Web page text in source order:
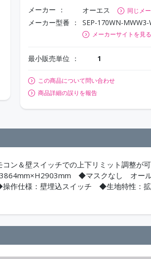
メーカー オーエス 同じメ
メーカー型番 SEP-170WN-MWW3-
メーカーサイトを見る
最小販売単位 1
この商品について問い合わせ
商品詳細の誤りを報告
ン＆壁スイッチでの上下リミット調
◆マスクなし オー
仕様：壁埋込スイッチ ◆生地特性：拡